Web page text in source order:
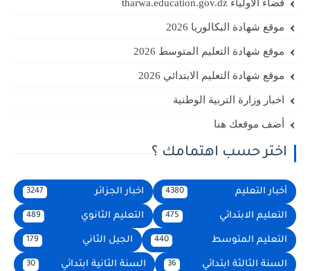
فضاء الأولياء tharwa.education.gov.dz
موقع شهادة البكالوريا 2026
موقع شهادة التعليم المتوسط 2026
موقع شهادة التعليم الابتدائي 2026
اخبار وزارة التربية الوطنية
أضف موقعك هنا
اختر حسب اهتمامك ؟
أخبار التعليم 4380 اخبار الجزائر 3247
التعليم الابتدائي 475 التعليم الثانوي 489
التعليم المتوسط 440 الجيل الثاني 179
السنة الثالثة ابتدائي السنة الثانية ابتدائي